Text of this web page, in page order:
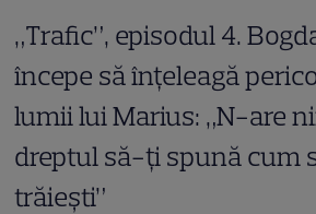
„Trafic”, episodul 4.
începe să înțeleagă
lumii lui Marius: „N-are
dreptul să-ți spună cum
trăiești”